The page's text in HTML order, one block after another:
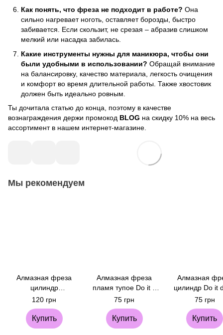
Как понять, что фреза не подходит в работе? Она
сильно нагревает ноготь, оставляет борозды, быстро
забивается. Если скользит, не срезая – абразив слишком
мелкий или насадка забилась.
Какие инструменты нужны для маникюра, чтобы они
были удобными в использовании? Обращай внимание
на балансировку, качество материала, легкость очищения
и комфорт во время длительной работы. Также хвостовик
должен быть идеально ровным.
Ты дочитала статью до конца, поэтому в качестве
вознаграждения держи промокод BLOG на скидку 10% на весь
ассортимент в нашем интернет-магазине.
Мы рекомендуем
Алмазная фреза
цилиндр
закруглённый Do it d
4 мм / L 12 мм (сине-
красная)
120 грн
Купить
Алмазная фреза
пламя тупое Do it d
2,3 мм / L 10 мм
(синяя)
75 грн
Купить
Алмазная
цилиндр Do it
мм / L 8 мм
75 грн
Купить